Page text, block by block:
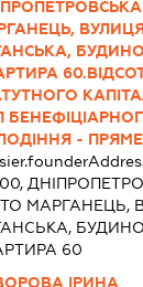
- ПРЯМЕ
МАРГАНЕЦЬ,
60
ІРИНА